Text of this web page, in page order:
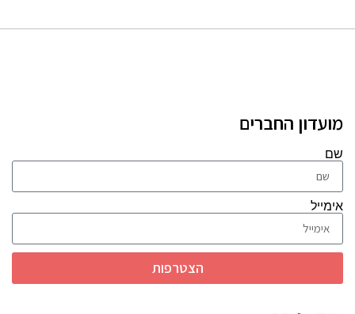
מועדון החברים
שם
אימייל
הצטרפות